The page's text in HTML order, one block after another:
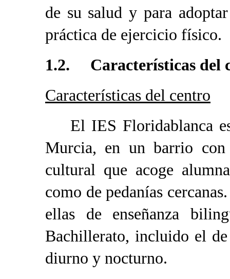
de su salud y para
práctica de ejercicio físico.
1.2. Características del
Características del centro
El IES Floridablanca
Murcia, en un barrio con
cultural que acoge
como de pedanías
ellas de enseñanza
Bachillerato, incluido el
diurno y nocturno.